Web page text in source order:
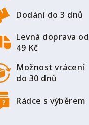
Dodání do 3 dnů
Levná doprava od
49 Kč
Možnost vrácení
do 30 dnů
Rádce s výběrem